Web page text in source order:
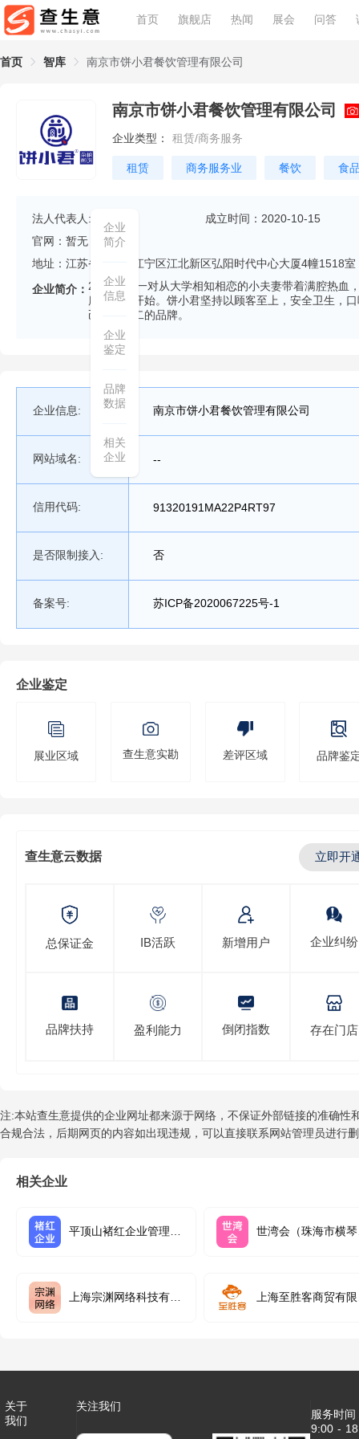
首页 旗舰店 热闻 展会 问答
首页 智库 南京市饼小君餐饮管理有限公司
南京市饼小君餐饮管理有限公司
企业类型： 租赁/商务服务
租赁 商务服务业 餐饮 食
法人代表人:
成立时间：2020-10-15
官网：暂无
地址：江苏省南京市江宁区江北新区弘阳时代中心大厦4幢1518室
企业简介： 2013年，一对从大学相知相恋的小夫妻带着满腔热血
康生活的开始。饼小君坚持以顾客至上，安全卫生，
己独一无二的品牌。
企业信息: 南京市饼小君餐饮管理有限公司
网站域名: --
信用代码: 91320191MA22P4RT97
是否限制接入: 否
备案号: 苏ICP备2020067225号-1
企业鉴定
展业区域 查生意实勘 差评区域 品牌鉴
查生意云数据 立即开
总保证金 IB活跃 新增用户 企业纠纷
品牌扶持 盈利能力 倒闭指数 存在门店
注:本站查生意提供的企业网址都来源于网络，不保证外部链接的准确
合规合法，后期网页的内容如出现违规，可以直接联系网站管理员进行
相关企业
平顶山褚红企业管理合
世湾会（珠海市横
上海宗渊网络科技有限
上海至胜客商贸有
企业
简介
企业
信息
企业
鉴定
品牌
数据
相关
企业
关于
我们
关注我们
服务时
9:00 -